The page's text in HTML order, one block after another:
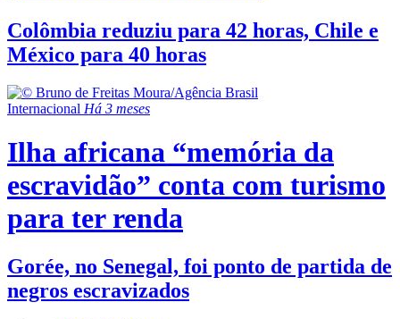
Colômbia reduziu para 42 horas, Chile e
México para 40 horas
Internacional Há 3 meses
Ilha africana “memória da
escravidão” conta com turismo
para ter renda
Gorée, no Senegal, foi ponto de partida de
negros escravizados